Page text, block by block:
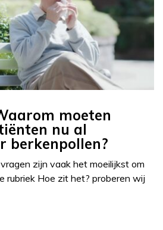
moeten
nu al
berkenpollen?
zijn vaak het moeilijkst om
rubriek Hoe zit het? proberen wij